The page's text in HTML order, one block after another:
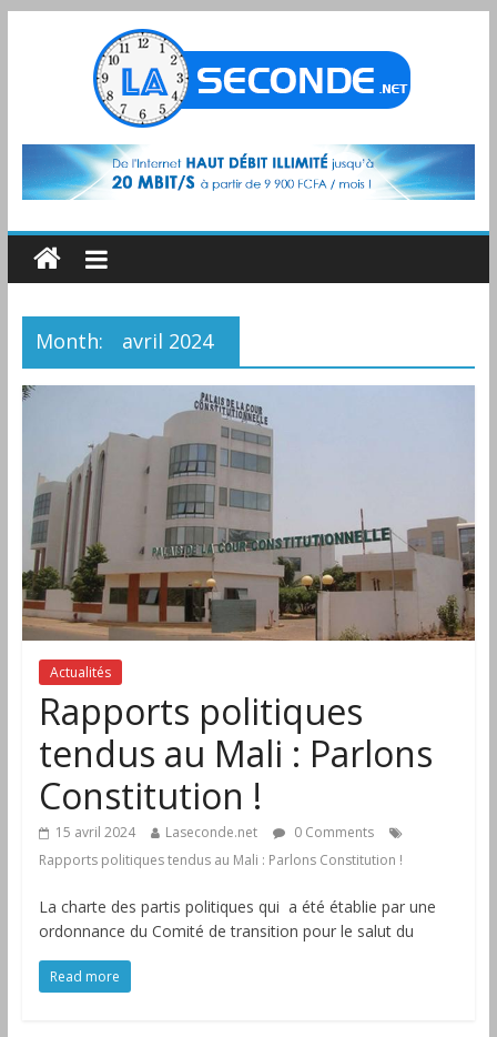
Month: avril 2024
Actualités
Rapports politiques
tendus au Mali : Parlons
Constitution !
15 avril 2024 Laseconde.net
0 Comments
Rapports politiques tendus au Mali : Parlons Constitution !
La charte des partis politiques qui a été établie par une
ordonnance du Comité de transition pour le salut du
Read more